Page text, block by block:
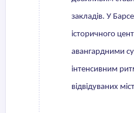
закладів. У
історичного
авангардними
інтенсивним
відвідуваних